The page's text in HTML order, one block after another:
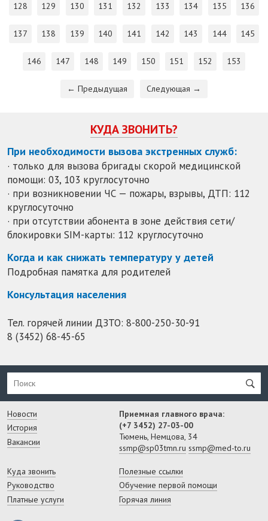
128 129 130 131 132 133 134 135 136
137 138 139 140 141 142 143 144 145
146 147 148 149 150 151 152 153
← Предыдущая Следующая →
КУДА ЗВОНИТЬ?
При необходимости вызова экстренных служб:
· только для вызова бригады скорой медицинской
помощи: 03, 103 круглосуточно
· при возникновении ЧС — пожары, взрывы, ДТП: 112
круглосуточно
· при отсутствии абонента в зоне действия сети/
блокировки SIM-карты: 112 круглосуточно
Когда и как снижать температуру у детей
Подробная памятка для родителей
Консультация населения
Тел. горячей линии ДЗТО: 8-800-250-30-91
8 (3452) 68-45-65
Новости
История
Вакансии
Приемная главного врача:
(+7 3452) 27-03-00
Тюмень, Немцова, 34
ssmp@sp03tmn.ru ssmp@med-to.ru
Куда звонить
Руководство
Платные услуги
Полезные ссылки
Обучение первой помощи
Горячая линия